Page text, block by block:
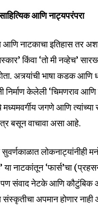
Your information is
6,300
Fans
साहित्यिक आणि नाट्यपरंपरा
आणि नाटकाचा इतिहास तर
किंवा ‘तो मी नव्हेच’
अत्र्यांची भाषा कडक
निर्माण केलेली ‘चिमणराव
जगणे आणि त्यांच्या
बसून वाचावा असा आहे.
सुवर्णकाळात लोकनाट्यांनीही
या नाटकांतून ‘फार्स’चा
संवाद नेटके आणि कौटुंबिक
संस्कृतीचा अपमान होणार नाही